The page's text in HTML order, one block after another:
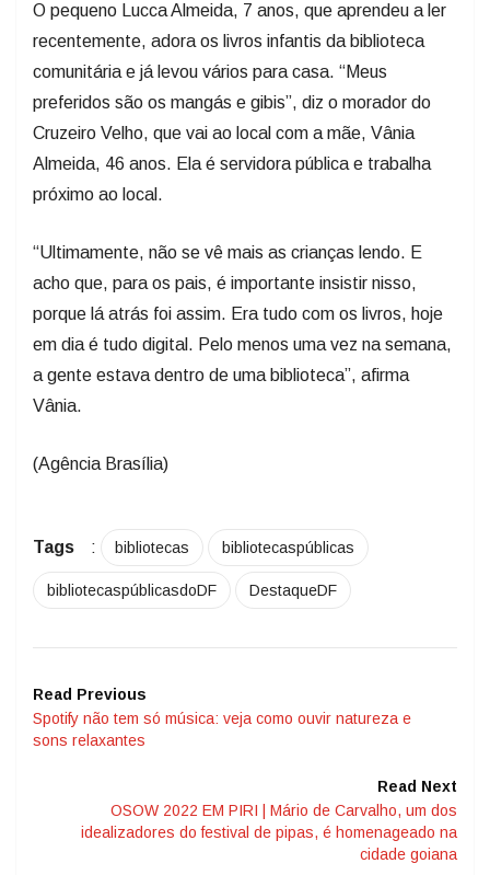
O pequeno Lucca Almeida, 7 anos, que aprendeu a ler
recentemente, adora os livros infantis da biblioteca
comunitária e já levou vários para casa. “Meus
preferidos são os mangás e gibis”, diz o morador do
Cruzeiro Velho, que vai ao local com a mãe, Vânia
Almeida, 46 anos. Ela é servidora pública e trabalha
próximo ao local.
“Ultimamente, não se vê mais as crianças lendo. E
acho que, para os pais, é importante insistir nisso,
porque lá atrás foi assim. Era tudo com os livros, hoje
em dia é tudo digital. Pelo menos uma vez na semana,
a gente estava dentro de uma biblioteca”, afirma
Vânia.
(Agência Brasília)
Tags : bibliotecas bibliotecaspúblicas
bibliotecaspúblicasdoDF DestaqueDF
Read Previous
Spotify não tem só música: veja como ouvir natureza e
sons relaxantes
Read Next
OSOW 2022 EM PIRI | Mário de Carvalho, um dos
idealizadores do festival de pipas, é homenageado na
cidade goiana